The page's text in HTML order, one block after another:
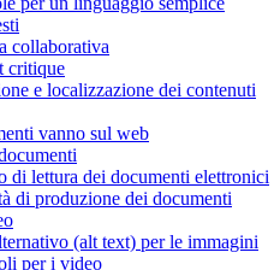
collaborativa
critique
e localizzazione dei contenuti
vanno sul web
di lettura dei documenti elettronici
di produzione dei documenti
(alt text) per le immagini
per i video